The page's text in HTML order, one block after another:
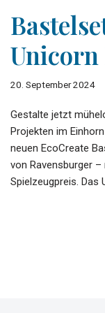
20. September 2024
Gestalte jetzt
Projekten im
neuen EcoCreate
von Ravensburger
Spielzeugpreis. Das